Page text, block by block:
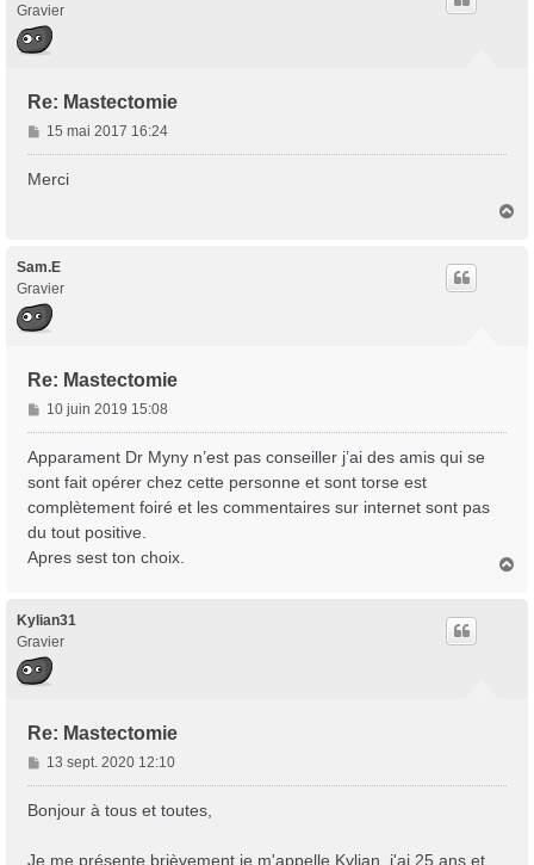
Gravier
Re: Mastectomie
M
e
s
15 mai 2017 16:24
Merci
Sam.E
Gravier
Re: Mastectomie
M
e
s
g
e
10 juin 2019 15:08
Apparament Dr Myny n’est pas conseiller j’ai des amis qui se
sont fait opérer chez cette personne et sont torse est
complètement foiré et les commentaires sur internet sont pas
du tout positive.
Apres sest ton choix.
Kylian31
Gravier
Re: Mastectomie
M
e
s
13 sept. 2020 12:10
Bonjour à tous et toutes,
Je me présente brièvement je m'appelle Kylian, j'ai 25 ans et